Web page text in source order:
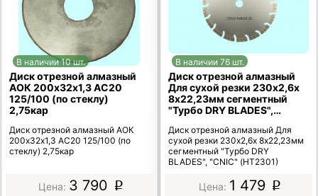
В наличии 10 шт.
Диск отрезной алмазный
АОК 200х32х1,3 АС20
125/100 (по стеклу)
2,75кар
Диск отрезной алмазный АОК
200х32х1,3 АС20 125/100 (по
стеклу) 2,75кар
3 790 p
В наличии 76 шт.
Диск отрезной алмазный
Для сухой резки 230х2,6х
8х22,23мм сегментный
"Турбо DRY BLADES",
Диск отрезной алмазный Для
сухой резки 230х2,6х 8х22,23мм
сегментный "Турбо DRY
BLADES", "CNIC" (НT2301)
1 479 p